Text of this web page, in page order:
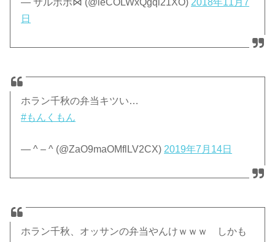
日
ホラン千秋の弁当キツい…
#もんくもん
— ^ – ^ (@ZaO9maOMflLV2CX) 2019年7月14日
ホラン千秋、オッサンの弁当やんけｗｗｗ しかも